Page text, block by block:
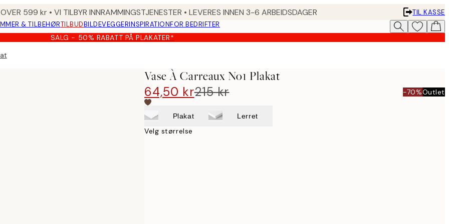
599 kr • VI TILBYR INNRAMMINGSTJENESTER • LEVERES INNEN 3-6 ARBEIDSDAGER
TIL KASSE
& TILBEHØRTILBUDBILDEVEGGERINSPIRATIONFOR BEDRIFTER
SALG - 50% RABATT PÅ PLAKATER*
Vase À Carreaux No1 Plakat
64,50 kr215 kr -70%Outlet
Plakat Lerret
Velg størrelse